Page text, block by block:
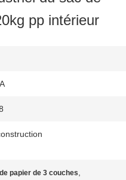
pp intérieur
papier de 3 couches,